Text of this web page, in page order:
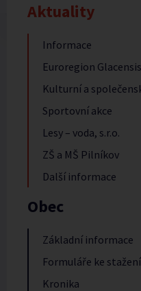
Aktuality
Informace
Euroregion Glacensis
Kulturní a
Sportovní akce
Lesy – voda, s.r.o.
ZŠ a MŠ Pilníkov
Další informace
Obec
Základní informace
Formuláře ke stažení
Kronika